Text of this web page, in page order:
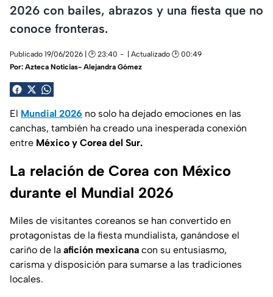
2026 con bailes, abrazos y una fiesta que no
conoce fronteras.
Publicado 19/06/2026 | 🕑 23:40
| Actualizado 🕑 00:49
Por: Azteca Noticias- Alejandra Gómez
El Mundial 2026 no solo ha dejado emociones en las
canchas, también ha creado una inesperada conexión
entre México y Corea del Sur.
La relación de Corea con México
durante el Mundial 2026
Miles de visitantes coreanos se han convertido en
protagonistas de la fiesta mundialista, ganándose el
cariño de la afición mexicana con su entusiasmo,
carisma y disposición para sumarse a las tradiciones
locales.